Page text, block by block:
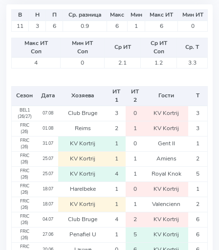
В Н П Ср. разница Макс Мин Макс ИТ
Мин ИТ
11
3 6 0.9 6 1 6 0
Макс ИТ
Соп
Мин ИТ
Соп
Ср ИТ
Ср ИТ
Соп
Ср. Т
4
0 2.1 1.2 3.3
Сезон Дата Хозяева
ИТ
1
ИТ
2
Гости Т
BEL1
(26/27)
07.08 Club Bruge 3 0 KV Kortrij 3
FRIC
(26)
01.08 Reims 2 1 KV Kortrij 3
FRIC
(26)
31.07 KV Kortrij 1 0 Gent II 1
FRIC
(26)
25.07 KV Kortrij 1 1 Amiens 2
FRIC
(26)
25.07 KV Kortrij 4 1 Royal Knok 5
FRIC
(26)
18.07 Harelbeke 1 0 KV Kortrij 1
FRIC
(26)
18.07 KV Kortrij 1 1 Valencienn 2
FRIC
(26)
04.07 Club Bruge 4 2 KV Kortrij 6
FRIC
(26)
27.06 Penafiel U 1 5 KV Kortrij 6
FRIC